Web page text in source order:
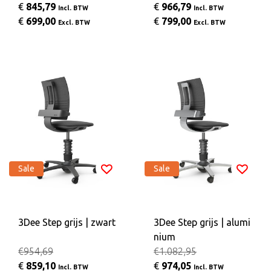
€ 845,79 Incl. BTW
€ 699,00 Excl. BTW
€ 966,79 Incl. BTW
€ 799,00 Excl. BTW
Sale
3Dee Step grijs | zwart
€954,69
€ 859,10 Incl. BTW
Sale
3Dee Step grijs | alumi
nium
€1.082,95
€ 974,05 Incl. BTW